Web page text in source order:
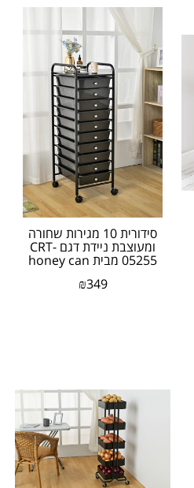
סידורית 10 מגירות שחורה
ומעוצבת ניידת דגם CRT-
05255 מבית honey can
₪349